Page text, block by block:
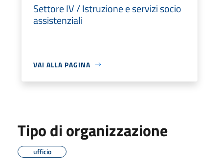
Settore IV / Istruzione e servizi socio
assistenziali
VAI ALLA PAGINA
Tipo di organizzazione
ufficio